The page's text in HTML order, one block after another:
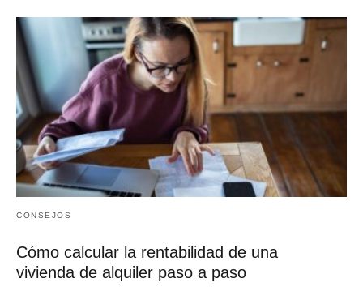
CONSEJOS
Cómo calcular la rentabilidad de una
vivienda de alquiler paso a paso